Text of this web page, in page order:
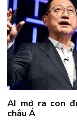
AI mở ra con
châu Á